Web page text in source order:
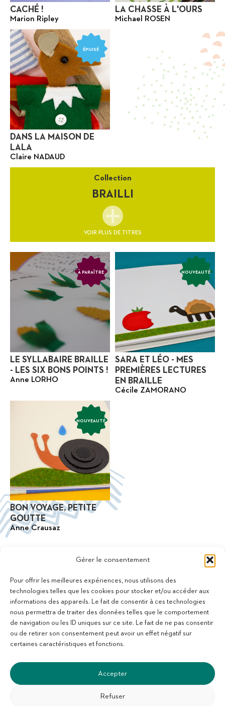
Gérer le consentement
Pour offrir les meilleures expériences, nous utilisons des
technologies telles que les cookies pour stocker et/ou accéder aux
informations des appareils. Le fait de consentir à ces technologies
nous permettra de traiter des données telles que le comportement
de navigation ou les ID uniques sur ce site. Le fait de ne pas consentir
ou de retirer son consentement peut avoir un effet négatif sur
certaines caractéristiques et fonctions.
Accepter
Refuser
CACHÉ !
Marion Ripley
LA CHASSE À L'OURS
Michael ROSEN
DANS LA MAISON DE
LALA
Claire NADAUD
ÉPUISÉ
Collection
BRAILLI
VOIR PLUS DE TITRES
LE SYLLABAIRE BRAILLE
- LES SIX BONS POINTS !
Anne LORHO
À PARAÎTRE
SARA ET LÉO - MES
PREMIÈRES LECTURES
EN BRAILLE
Cécile ZAMORANO
NOUVEAUTÉ
BON VOYAGE, PETITE
GOUTTE
Anne Crausaz
NOUVEAUTÉ
11 bis Rue des Novalles
21240 Talant - France
+33 (0)3 80 59 22 88
Membre de la Fédération des Aveugles de France
Membre du collectif Les Éditeurs Atypiques